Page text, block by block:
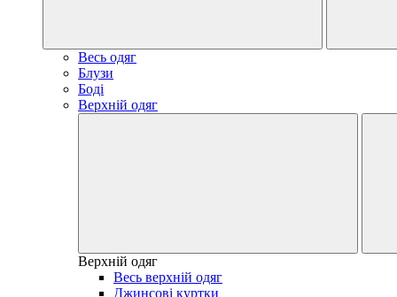
Весь одяг
Блузи
Боді
Верхній одяг
Верхній одяг
Весь верхній одяг
Джинсові куртки